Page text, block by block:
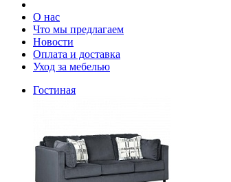
О нас
Что мы предлагаем
Новости
Оплата и доставка
Уход за мебелью
Гостиная